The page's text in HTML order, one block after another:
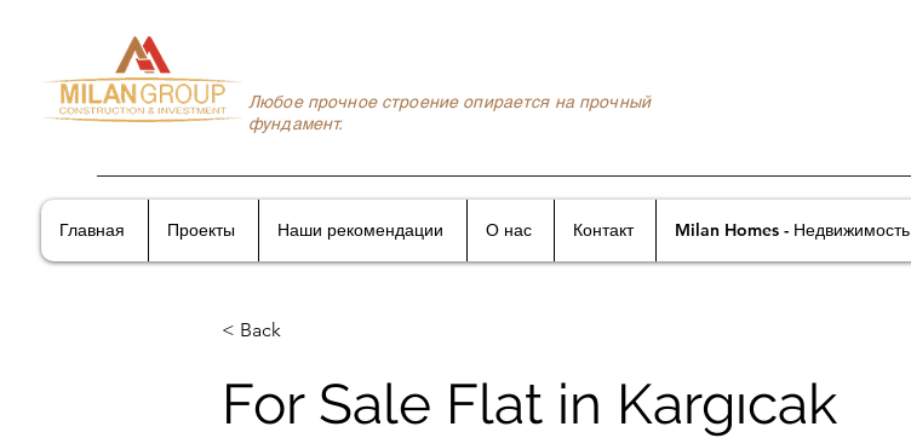
Любое прочное строение опирается на прочный
фундамент.
Главная Проекты Наши рекомендации О нас Контакт Milan Homes - Недвижимость
< Back
For Sale Flat in Kargıcak